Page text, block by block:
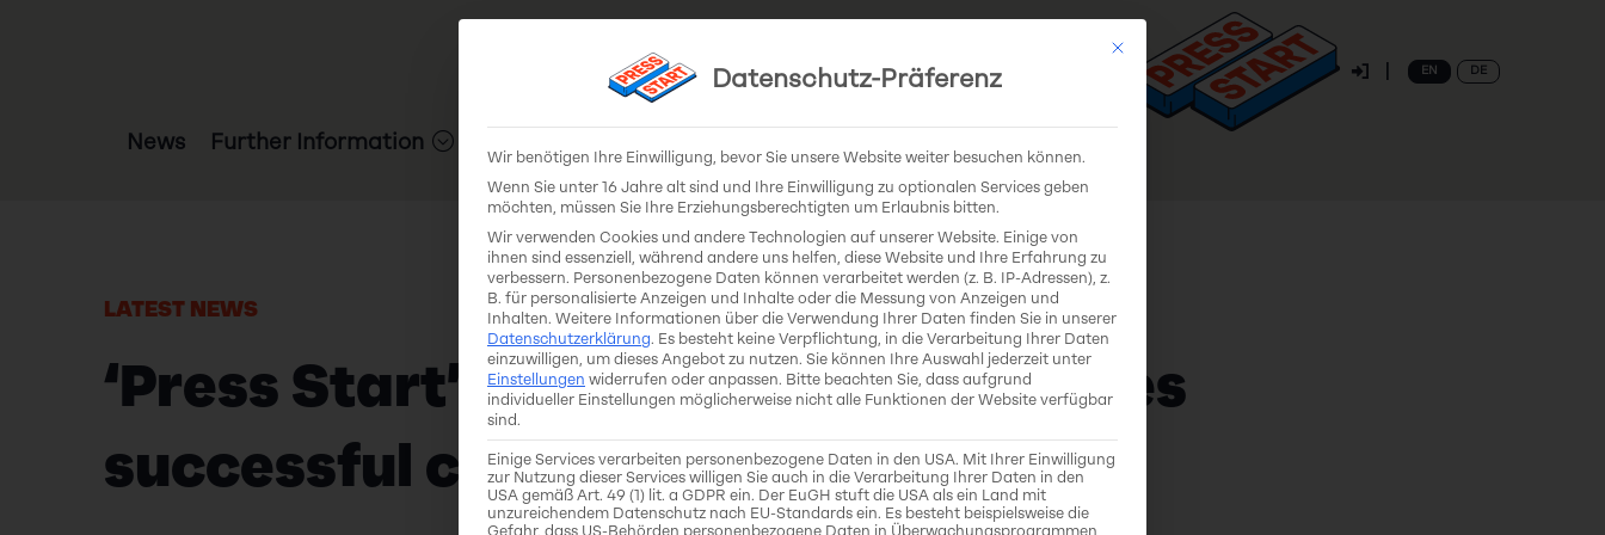
EN DE
News Further Information
LATEST NEWS
‘Press Start’ Games Grant celebrates
successful conclusion
Mit diesem Button wird der Dialog geschlossen. Seine
Datenschutz-Präferenz
Wir benötigen Ihre Einwilligung, bevor Sie unsere Website weiter besuchen können.
Wenn Sie unter 16 Jahre alt sind und Ihre Einwilligung zu optionalen Services geben
möchten, müssen Sie Ihre Erziehungsberechtigten um Erlaubnis bitten.
Wir verwenden Cookies und andere Technologien auf unserer Website. Einige von
ihnen sind essenziell, während andere uns helfen, diese Website und Ihre Erfahrung zu
verbessern. Personenbezogene Daten können verarbeitet werden (z. B. IP-Adressen), z.
B. für personalisierte Anzeigen und Inhalte oder die Messung von Anzeigen und
Inhalten. Weitere Informationen über die Verwendung Ihrer Daten finden Sie in unserer
Datenschutzerklärung. Es besteht keine Verpflichtung, in die Verarbeitung Ihrer Daten
einzuwilligen, um dieses Angebot zu nutzen. Sie können Ihre Auswahl jederzeit unter
Einstellungen widerrufen oder anpassen. Bitte beachten Sie, dass aufgrund
individueller Einstellungen möglicherweise nicht alle Funktionen der Website verfügbar
sind.
Einige Services verarbeiten personenbezogene Daten in den USA. Mit Ihrer Einwilligung
zur Nutzung dieser Services willigen Sie auch in die Verarbeitung Ihrer Daten in den
USA gemäß Art. 49 (1) lit. a GDPR ein. Der EuGH stuft die USA als ein Land mit
unzureichendem Datenschutz nach EU-Standards ein. Es besteht beispielsweise die
Gefahr, dass US-Behörden personenbezogene Daten in Überwachungsprogrammen